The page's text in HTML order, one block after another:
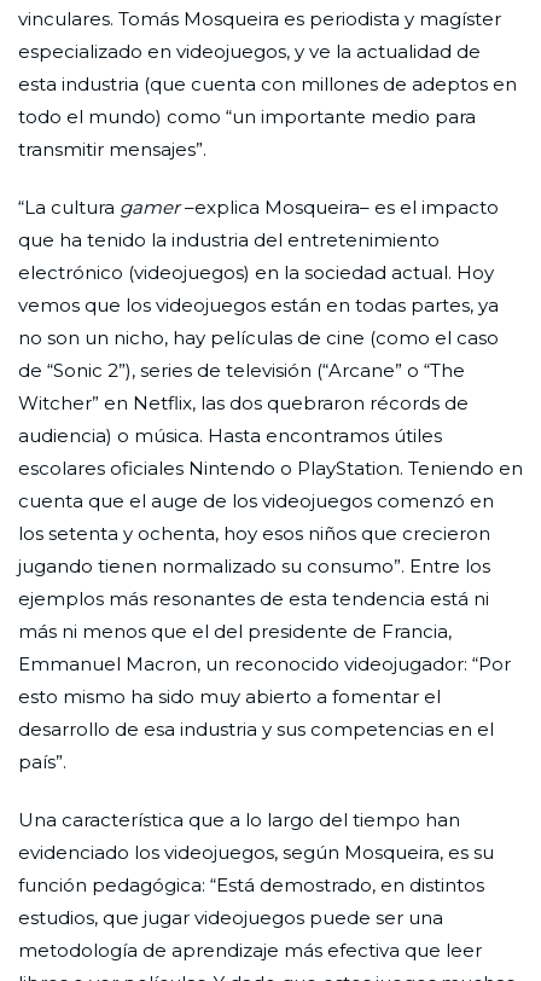
vinculares. Tomás Mosqueira es periodista y magíster
especializado en videojuegos, y ve la actualidad de
esta industria (que cuenta con millones de adeptos en
todo el mundo) como “un importante medio para
transmitir mensajes”.
“La cultura gamer–explica Mosqueira– es el impacto
que ha tenido la industria del entretenimiento
electrónico (videojuegos) en la sociedad actual. Hoy
vemos que los videojuegos están en todas partes, ya
no son un nicho, hay películas de cine (como el caso
de “Sonic 2”), series de televisión (“Arcane” o “The
Witcher” en Netflix, las dos quebraron récords de
audiencia) o música. Hasta encontramos útiles
escolares oficiales Nintendo o PlayStation. Teniendo en
cuenta que el auge de los videojuegos comenzó en
los setenta y ochenta, hoy esos niños que crecieron
jugando tienen normalizado su consumo”. Entre los
ejemplos más resonantes de esta tendencia está ni
más ni menos que el del presidente de Francia,
Emmanuel Macron, un reconocido videojugador: “Por
esto mismo ha sido muy abierto a fomentar el
desarrollo de esa industria y sus competencias en el
país”.
Una característica que a lo largo del tiempo han
evidenciado los videojuegos, según Mosqueira, es su
función pedagógica: “Está demostrado, en distintos
estudios, que jugar videojuegos puede ser una
metodología de aprendizaje más efectiva que leer